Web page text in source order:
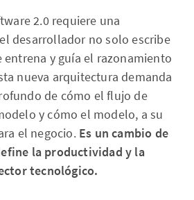
2.0 requiere una
desarrollador no solo escribe
y guía el razonamiento
nueva arquitectura demanda
de cómo el flujo de
y cómo el modelo, a su
el negocio. Es un cambio de
la productividad y la
tecnológico.